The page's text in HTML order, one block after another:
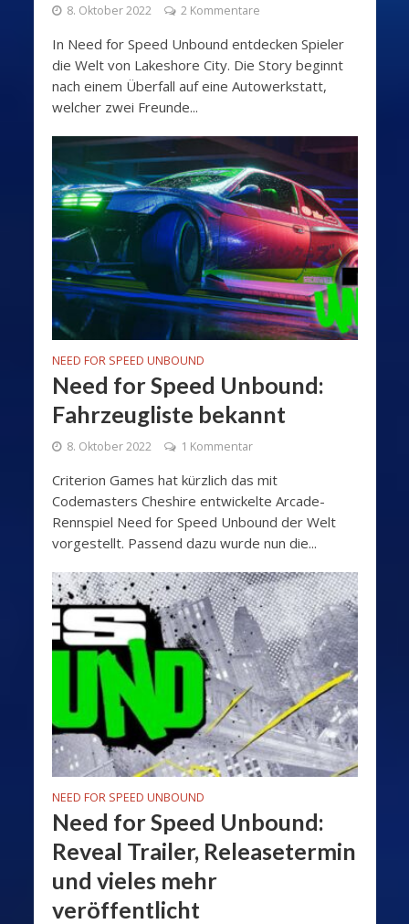
8. Oktober 2022 2 Kommentare
In Need for Speed Unbound entdecken Spieler
die Welt von Lakeshore City. Die Story beginnt
nach einem Überfall auf eine Autowerkstatt,
welcher zwei Freunde...
NEED FOR SPEED UNBOUND
Need for Speed Unbound:
Fahrzeugliste bekannt
8. Oktober 2022 1 Kommentar
Criterion Games hat kürzlich das mit
Codemasters Cheshire entwickelte Arcade-
Rennspiel Need for Speed Unbound der Welt
vorgestellt. Passend dazu wurde nun die...
NEED FOR SPEED UNBOUND
Need for Speed Unbound:
Reveal Trailer, Releasetermin
und vieles mehr
veröffentlicht